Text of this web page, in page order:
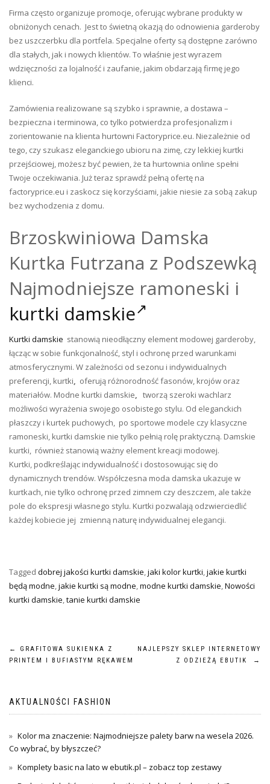
Firma często organizuje promocje, oferując wybrane produkty w
obniżonych cenach. Jest to świetną okazją do odnowienia garderoby
bez uszczerbku dla portfela. Specjalne oferty są dostępne zarówno
dla stałych, jak i nowych klientów. To właśnie jest wyrazem
wdzięczności za lojalność i zaufanie, jakim obdarzają firmę jego
klienci.
Zamówienia realizowane są szybko i sprawnie, a dostawa –
bezpieczna i terminowa, co tylko potwierdza profesjonalizm i
zorientowanie na klienta hurtowni Factoryprice.eu. Niezależnie od
tego, czy szukasz eleganckiego ubioru na zimę, czy lekkiej kurtki
przejściowej, możesz być pewien, że ta hurtownia online spełni
Twoje oczekiwania. Już teraz sprawdź pełną ofertę na
factoryprice.eu i zaskocz się korzyściami, jakie niesie za sobą zakup
bez wychodzenia z domu.
Brzoskwiniowa Damska
Kurtka Futrzana z Podszewką
Najmodniejsze ramoneski i
kurtki damskie
Kurtki damskie stanowią nieodłączny element modowej garderoby,
łącząc w sobie funkcjonalność, styl i ochronę przed warunkami
atmosferycznymi. W zależności od sezonu i indywidualnych
preferencji, kurtki, oferują różnorodność fasonów, krojów oraz
materiałów. Modne kurtki damskie, tworzą szeroki wachlarz
możliwości wyrażenia swojego osobistego stylu. Od eleganckich
płaszczy i kurtek puchowych, po sportowe modele czy klasyczne
ramoneski, kurtki damskie nie tylko pełnią rolę praktyczną. Damskie
kurtki, również stanowią ważny element kreacji modowej.
Kurtki, podkreślając indywidualność i dostosowując się do
dynamicznych trendów. Współczesna moda damska ukazuje w
kurtkach, nie tylko ochronę przed zimnem czy deszczem, ale także
pole do ekspresji własnego stylu. Kurtki pozwalają odzwierciedlić
każdej kobiecie jej zmienną naturę indywidualnej elegancji.
Tagged dobrej jakości kurtki damskie,jaki kolor kurtki,jakie kurtki
będą modne,jakie kurtki są modne,modne kurtki damskie,Nowości
kurtki damskie,tanie kurtki damskie
Nawigacja
←
GRAFITOWA SUKIENKA Z
PRINTEM I BUFIASTYM RĘKAWEM
NAJLEPSZY SKLEP INTERNETOWY
Z ODZIEŻĄ EBUTIK
→
AKTUALNOŚCI FASHION
Kolor ma znaczenie: Najmodniejsze palety barw na wesela 2026.
Co wybrać, by błyszczeć?
Komplety basic na lato w ebutik.pl – zobacz top zestawy